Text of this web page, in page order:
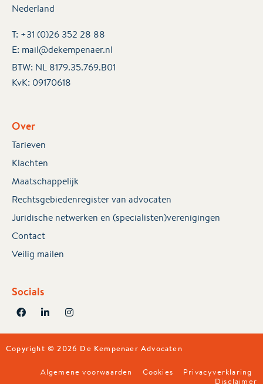
Nederland
T: +31 (0)26 352 28 88
E: mail@dekempenaer.nl
BTW: NL 8179.35.769.B01
KvK: 09170618
Over
Tarieven
Klachten
Maatschappelijk
Rechtsgebiedenregister van advocaten
Juridische netwerken en (specialisten)verenigingen
Contact
Veilig mailen
Socials
Copyright © 2026 De Kempenaer Advocaten
Algemene voorwaarden Cookies
Privacyverklaring
Disclaimer